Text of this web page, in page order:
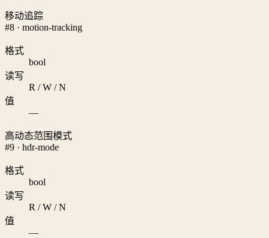
移动追踪
#8 · motion-tracking
格式
bool
读写
R / W / N
值
—
高动态范围模式
#9 · hdr-mode
格式
bool
读写
R / W / N
值
—